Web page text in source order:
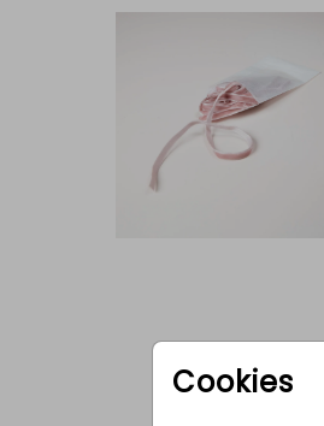
Cookies